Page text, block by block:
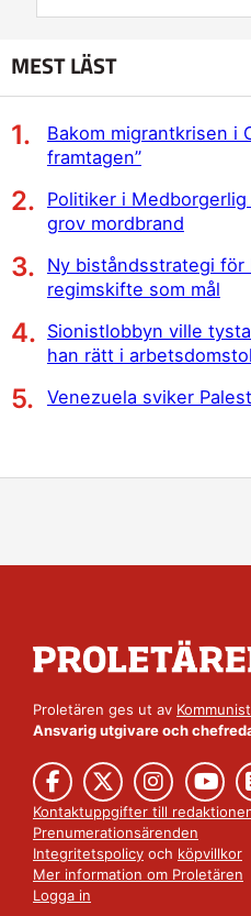
MEST LÄST
Bakom migrantkrisen i
framtagen”
Politiker i
grov mordbrand
Ny biståndsstrategi för
regimskifte som mål
Sionistlobbyn ville
han rätt i
Venezuela sviker
Proletären ges ut av
Ansvarig utgivare och
Kontaktuppgifter till
Prenumerationsärenden
Integritetspolicy och köpvillkor
Mer information om Proletären
Logga in